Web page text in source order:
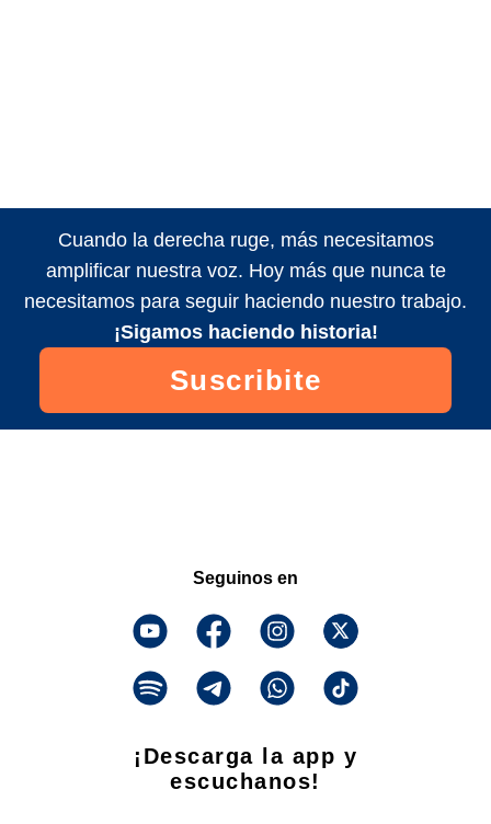
Cuando la derecha ruge, más necesitamos
amplificar nuestra voz. Hoy más que nunca te
necesitamos para seguir haciendo nuestro trabajo.
¡Sigamos haciendo historia!
Suscribite
Seguinos en
¡Descarga la app y
escuchanos!